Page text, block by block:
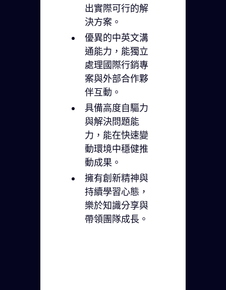
出實際可行的解
決方案。
優異的中英文溝
通能力，能獨立
處理國際行銷專
案與外部合作夥
伴互動。
具備高度自驅力
與解決問題能
力，能在快速變
動環境中穩健推
動成果。
擁有創新精神與
持續學習心態，
樂於知識分享與
帶領團隊成長。